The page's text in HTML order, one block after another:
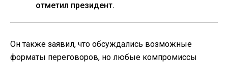
отметил президент.
Он также заявил, что обсуждались возможные
форматы переговоров, но любые компромиссы